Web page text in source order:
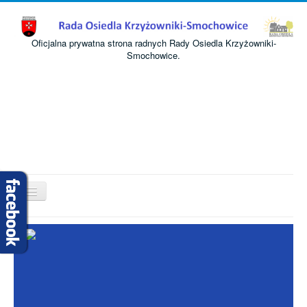
Oficjalna prywatna strona radnych Rady Osiedla Krzyżowniki-
Smochowice.
Przełącz
nawigację
Start
O nas